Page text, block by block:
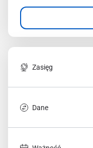
Zasięg
Dane